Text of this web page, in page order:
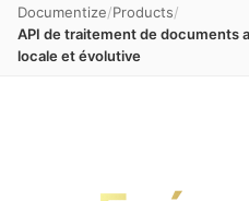
Documentize Products
API de traitement de documents
locale et évolutive